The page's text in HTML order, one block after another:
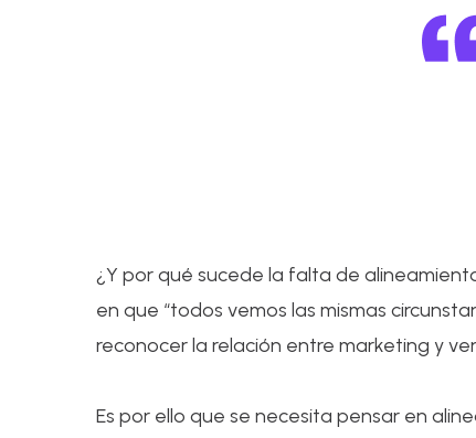
¿Y por qué sucede la falta de
en que “todos vemos las mismas
reconocer la relación entre marketing y
Es por ello que se necesita pensar en